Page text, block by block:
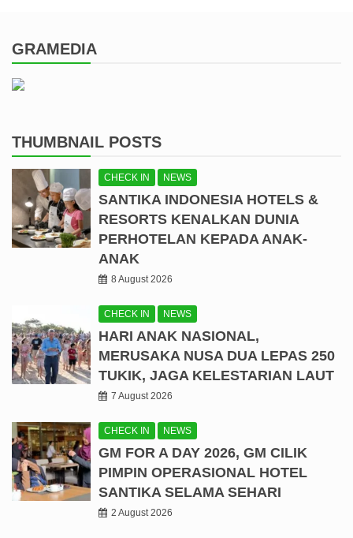
GRAMEDIA
THUMBNAIL POSTS
CHECK IN NEWS
SANTIKA INDONESIA HOTELS &
RESORTS KENALKAN DUNIA
PERHOTELAN KEPADA ANAK-
ANAK
8 August 2026
CHECK IN NEWS
HARI ANAK NASIONAL,
MERUSAKA NUSA DUA LEPAS 250
TUKIK, JAGA KELESTARIAN LAUT
7 August 2026
CHECK IN NEWS
GM FOR A DAY 2026, GM CILIK
PIMPIN OPERASIONAL HOTEL
SANTIKA SELAMA SEHARI
2 August 2026